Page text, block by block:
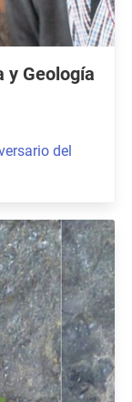
y Geología
del